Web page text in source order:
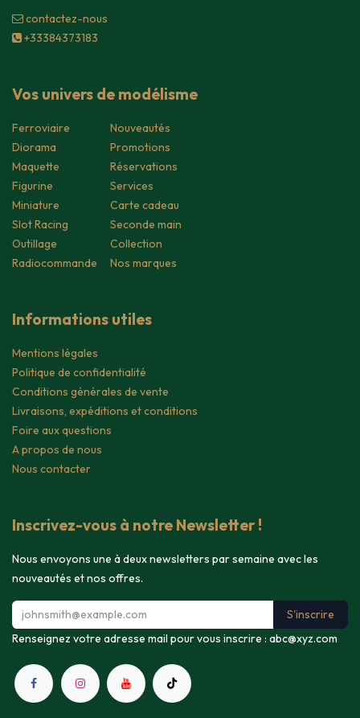
contacte​z-nous
+33384373183
Vos univers de modélisme
Ferroviaire
Diorama
Maquette
Figurine
Miniature
Slot Racing
Outillage
Radiocommande
Nouveautés
Promotions
Réservations
Services
Carte cadeau
Seconde main
Collection
Nos marques
Informations utiles
Mentions légales
Politique de confidentialité
Conditions générales de vente
Livraisons, expéditions et conditions
Foire aux questions
A propos de nous
Nous contacter
Inscrivez-vous à notre Newsletter !
Nous envoyons une à deux newsletters par semaine avec les
nouveautés et nos offres.
S'inscrire
Renseignez votre adresse mail pour vous inscrire : abc@xyz.com